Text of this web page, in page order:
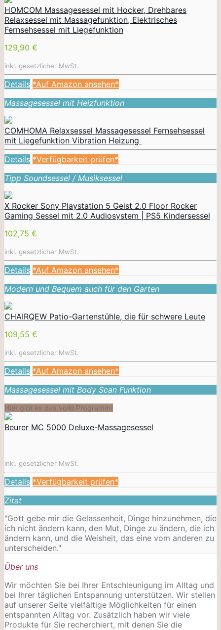
HOMCOM Massagesessel mit Hocker, Drehbares
Relaxsessel mit Massagefunktion, Elektrisches
Fernsehsessel mit Liegefunktion
129,90 €
inkl. gesetzlicher MwSt.
Details *Auf Amazon ansehen*
Massagesessel mit Heizfunktion
COMHOMA Relaxsessel Massagesessel Fernsehsessel
mit Liegefunktion Vibration Heizung
Details *Verfügbarkeit prüfen*
Tipp Soundsessel / Musiksessel
X Rocker Sony Playstation 5 Geist 2.0 Floor Rocker
Gaming Sessel mit 2.0 Audiosystem | PS5 Kindersessel
102,75 €
inkl. gesetzlicher MwSt.
Details *Auf Amazon ansehen*
Modern und Bequem auch für den Garten
CHAIRQEW Patio-Gartenstühle, die für schwere Leute
109,55 €
inkl. gesetzlicher MwSt.
Details *Auf Amazon ansehen*
Massagesessel mit Body Scan Funktion
Hier gibt es das volle Programm!
Beurer MC 5000 Deluxe-Massagesessel
inkl. gesetzlicher MwSt.
Details *Verfügbarkeit prüfen*
Zitat
"Gott gebe mir die Gelassenheit, Dinge hinzunehmen, die
ich nicht ändern kann, den Mut, Dinge zu ändern, die ich
ändern kann, und die Weisheit, das eine vom anderen zu
unterscheiden."
Über uns
Wir möchten Sie bei Ihrer Entschleunigung im Alltag und
bei Ihrer täglichen Entspannung unterstützen. Wir stellen
auf unserer Seite vielfältige Möglichkeiten für einen
entspannten Alltag vor. Zusätzlich haben wir viele
Produkte für Sie recherchiert, mit denen Sie die